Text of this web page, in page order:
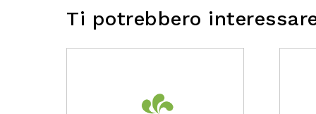
Ti potrebbero